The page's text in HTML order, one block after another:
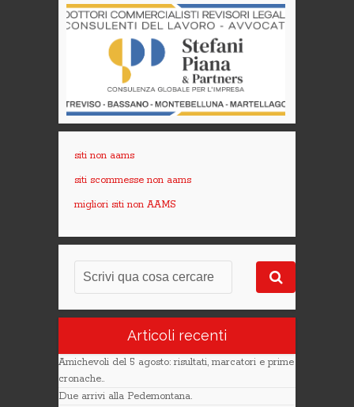
siti non aams
siti scommesse non aams
migliori siti non AAMS
Articoli recenti
Amichevoli del 5 agosto: risultati, marcatori e prime
cronache..
Due arrivi alla Pedemontana.